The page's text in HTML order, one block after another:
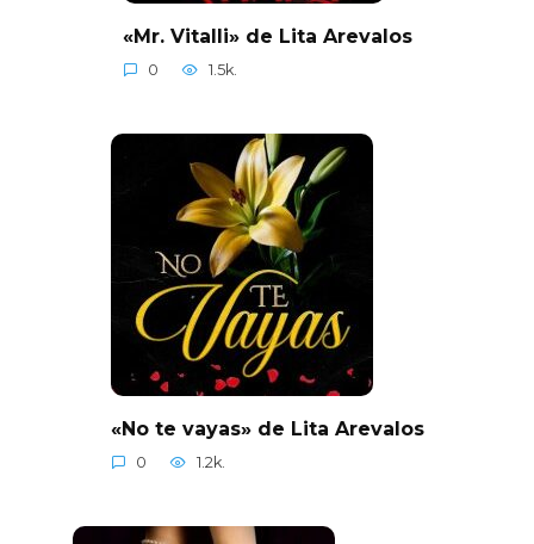
«Mr. Vitalli» de Lita Arevalos
0 1.5k.
«No te vayas» de Lita Arevalos
0 1.2k.